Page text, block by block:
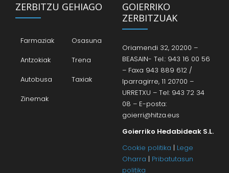
ZERBITZU GEHIAGO
Farmaziak
Osasuna
Antzokiak
Trena
Autobusa
Taxiak
Zinemak
GOIERRIKO
ZERBITZUAK
Oriamendi 32, 20200 –
BEASAIN- Tel.: 943 16 00 56
– Faxa 943 889 612 /
Iparragirre, 11 20700 –
URRETXU – Tel: 943 72 34
08 – E-posta:
goierri@hitza.eus
Goierriko Hedabideak S.L.
Cookie politika | Lege
Oharra | Pribatutasun
politika